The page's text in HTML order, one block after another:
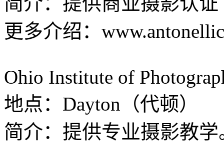
更多介绍：
Ohio Institute of
地点：Dayton（代顿）
简介：提供专业摄影教